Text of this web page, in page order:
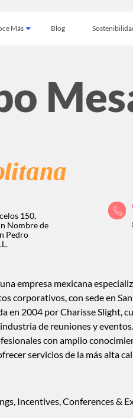
Más Blog
150,
Nombre de
Pedro
empresa mexicana
corporativos, con sede en
en 2004 por Charisse Slight,
de reuniones y eventos.
con amplio
servicios de la más alta
Incentives, Conferences &